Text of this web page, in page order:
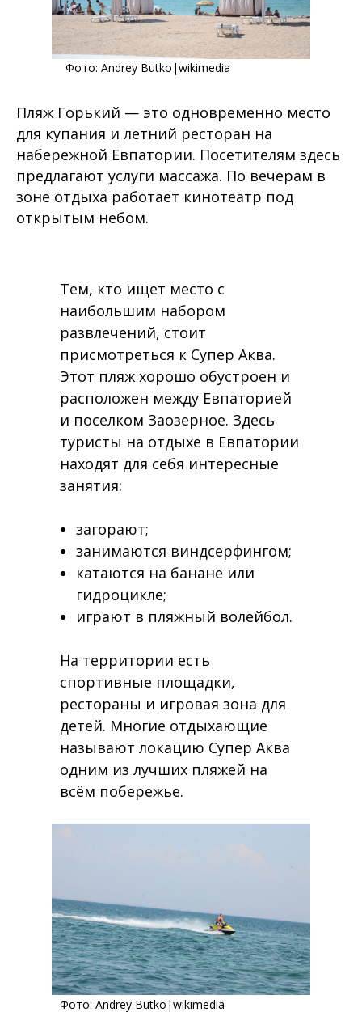
Фото: Andrey Butko |wikimedia
Пляж Горький — это одновременно место
для купания и летний ресторан на
набережной Евпатории. Посетителям здесь
предлагают услуги массажа. По вечерам в
зоне отдыха работает кинотеатр под
открытым небом.
Тем, кто ищет место с
наибольшим набором
развлечений, стоит
присмотреться к Супер Аква.
Этот пляж хорошо обустроен и
расположен между Евпаторией
и поселком Заозерное. Здесь
туристы на отдыхе в Евпатории
находят для себя интересные
занятия:
загорают;
занимаются виндсерфингом;
катаются на банане или
гидроцикле;
играют в пляжный волейбол.
На территории есть
спортивные площадки,
рестораны и игровая зона для
детей. Многие отдыхающие
называют локацию Супер Аква
одним из лучших пляжей на
всём побережье.
Фото: Andrey Butko |wikimedia